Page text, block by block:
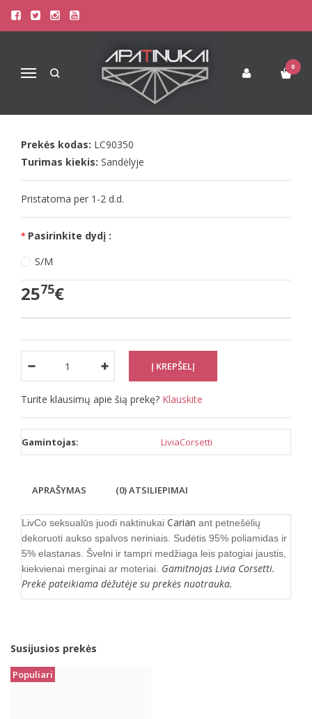
Navigacija
0
Pagrindinis
Apatinis Trikotažas Moterims
Seksualūs Moteriški Apatiniai
LIVCO SEKSUALŪS JUODI
NAKTINUKAI CARIAN
Prekės kodas: LC90350
Turimas kiekis: Sandėlyje
Pristatoma per 1-2 d.d.
Pasirinkite dydį :
S/M
2575€
Turite klausimų apie šią prekę? Klauskite
Gamintojas: LiviaCorsetti
APRAŠYMAS (0) ATSILIEPIMAI
LivCo seksualūs juodi naktinukai Carian ant petnešėlių
dekoruoti aukso spalvos neriniais. Sudėtis 95% poliamidas ir
5% elastanas. Švelni ir tampri medžiaga leis patogiai jaustis,
kiekvienai merginai ar moteriai. Gamitnojas Livia Corsetti.
Prekė pateikiama dėžutėje su prekės nuotrauka.
Susijusios prekės
Populiari